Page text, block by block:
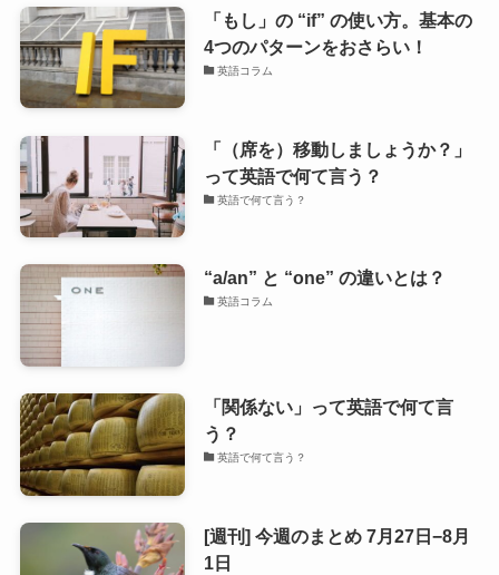
「もし」の “if” の使い方。基本の
4つのパターンをおさらい！
英語コラム
「（席を）移動しましょうか？」
って英語で何て言う？
英語で何て言う？
“a/an” と “one” の違いとは？
英語コラム
「関係ない」って英語で何て言
う？
英語で何て言う？
[週刊] 今週のまとめ 7月27日−8月
1日